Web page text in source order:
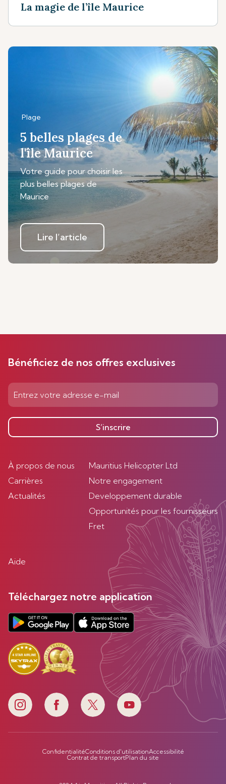
La magie de l’île Maurice
Plage
5 belles plages de
l'île Maurice
Votre guide pour choisir les
plus belles plages de
Maurice
Lire l’article
Bénéficiez de nos offres exclusives
S’inscrire
À propos de nous
Carrières
Actualités
Mauritius Helicopter Ltd
Notre engagement
Developpement durable
Opportunités pour les fournisseurs
Fret
Aide
Téléchargez notre application
ConfidentialitéConditions d'utilisationAccessibilité
Contrat de transportPlan du site